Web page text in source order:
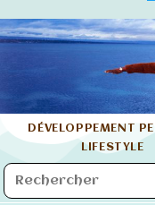
DÉVELOPPEMENT
LIFESTYLE